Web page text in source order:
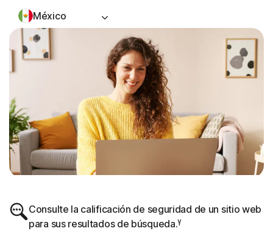
México
Iniciar sesión
Consulte la calificación de seguridad de un sitio web
para sus resultados de búsqueda.γ